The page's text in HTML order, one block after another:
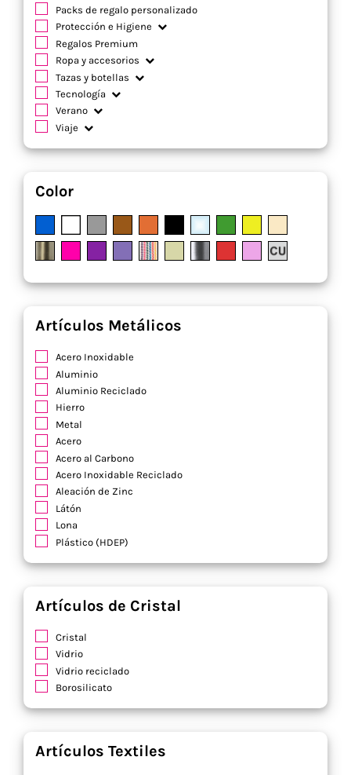
Packs de regalo personalizado
Protección e Higiene
Regalos Premium
Ropa y accesorios
Tazas y botellas
Tecnología
Verano
Viaje
Color
Artículos Metálicos
Acero Inoxidable
Aluminio
Aluminio Reciclado
Hierro
Metal
Acero
Acero al Carbono
Acero Inoxidable Reciclado
Aleación de Zinc
Látón
Lona
Plástico (HDEP)
Artículos de Cristal
Cristal
Vidrio
Vidrio reciclado
Borosilicato
Artículos Textiles